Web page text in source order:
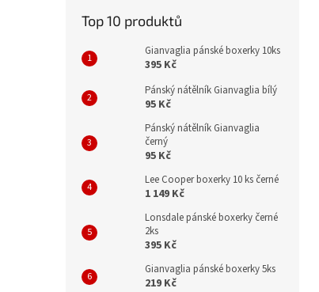
Top 10 produktů
Gianvaglia pánské boxerky 10ks
395 Kč
Pánský nátělník Gianvaglia bílý
95 Kč
Pánský nátělník Gianvaglia
černý
95 Kč
Lee Cooper boxerky 10 ks černé
1 149 Kč
Lonsdale pánské boxerky černé
2ks
395 Kč
Gianvaglia pánské boxerky 5ks
219 Kč